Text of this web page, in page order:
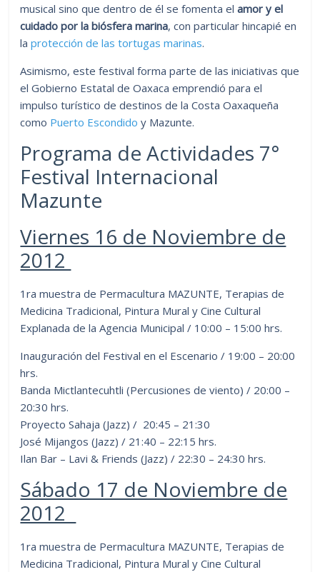
musical sino que dentro de él se fomenta elamor y el
cuidado por la biósfera marina, con particular hincapié en
laprotección de las tortugas marinas.
Asimismo, este festival forma parte de las iniciativas que
el Gobierno Estatal de Oaxaca emprendió para el
impulso turístico de destinos de la Costa Oaxaqueña
como Puerto Escondido y Mazunte.
Programa de Actividades 7°
Festival Internacional
Mazunte
Viernes 16 de Noviembre de
2012
1ra muestra de Permacultura MAZUNTE, Terapias de
Medicina Tradicional, Pintura Mural y Cine Cultural
Explanada de la Agencia Municipal / 10:00 – 15:00 hrs.
Inauguración del Festival en el Escenario / 19:00 – 20:00
hrs.
Banda Mictlantecuhtli (Percusiones de viento) / 20:00 –
20:30 hrs.
Proyecto Sahaja (Jazz) / 20:45 – 21:30
José Mijangos (Jazz) / 21:40 – 22:15 hrs.
Ilan Bar – Lavi & Friends (Jazz) / 22:30 – 24:30 hrs.
Sábado 17 de Noviembre de
2012
1ra muestra de Permacultura MAZUNTE, Terapias de
Medicina Tradicional, Pintura Mural y Cine Cultural